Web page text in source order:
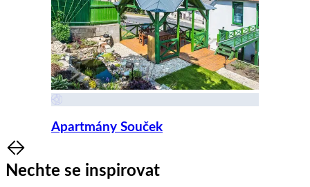
Apartmány Souček
Item
1
of
Nechte se inspirovat